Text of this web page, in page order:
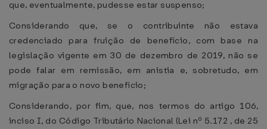
que, eventualmente, pudesse estar suspenso;
Considerando que, se o contribuinte não estava
credenciado para fruição de benefício, com base na
legislação vigente em 30 de dezembro de 2019, não se
pode falar em remissão, em anistia e, sobretudo, em
migração para o novo benefício;
Considerando, por fim, que, nos termos do artigo 106,
inciso I, do Código Tributário Nacional (Lei nº 5.172 , de 25